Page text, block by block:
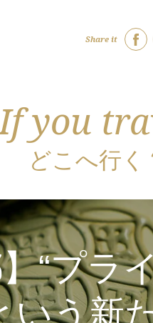
Share it
you
どこへ行く
“プラ
いう新